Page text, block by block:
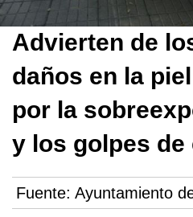
Advierten de
daños en la
por la
y los golpes de
Fuente: Ayuntamiento